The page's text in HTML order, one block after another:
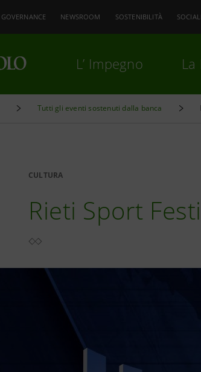
GOVERNANCE NEWSROOM SOSTENIBILITÀ
L’ Impegno
Tutti gli eventi sostenuti dalla banca
CULTURA
Rieti Sport